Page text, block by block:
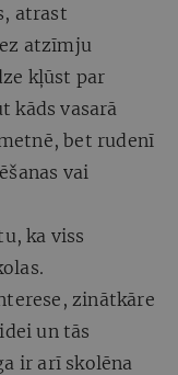
atrast
atzīmju
kļūst par
kāds vasarā
bet rudenī
vai
ka viss
zinātkāre
un tās
ir arī skolēna